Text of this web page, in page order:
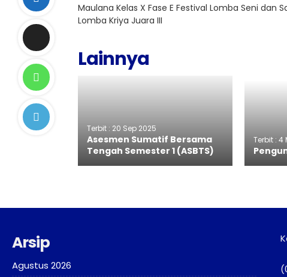
Maulana Kelas X Fase E Festival Lomba Seni dan
Lomba Kriya Juara III
Lainnya
Terbit : 20 Sep 2025
Asesmen Sumatif Bersama
Tengah Semester 1 (ASBTS)
Terbit : 4
Arsip
Agustus 2026